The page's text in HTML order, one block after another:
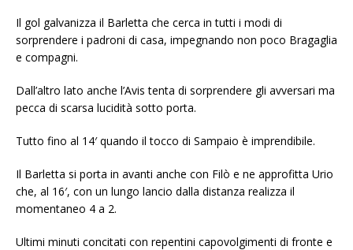
Il gol galvanizza il Barletta che cerca in tutti i modi di
sorprendere i padroni di casa, impegnando non poco Bragaglia
e compagni.
Dall’altro lato anche l’Avis tenta di sorprendere gli avversari ma
pecca di scarsa lucidità sotto porta.
Tutto fino al 14′ quando il tocco di Sampaio è imprendibile.
Il Barletta si porta in avanti anche con Filò e ne approfitta Urio
che, al 16′, con un lungo lancio dalla distanza realizza il
momentaneo 4 a 2.
Ultimi minuti concitati con repentini capovolgimenti di fronte e